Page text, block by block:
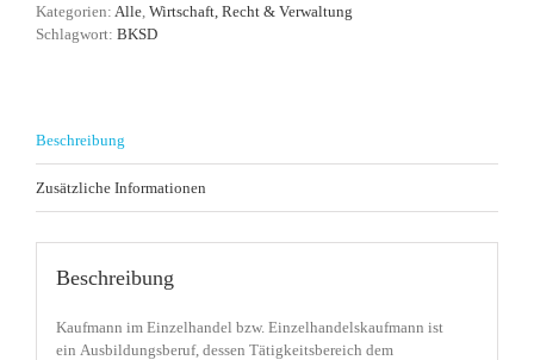
Kategorien: Alle Wirtschaft, Recht & Verwaltung
Schlagwort: BKSD
Beschreibung
Zusätzliche Informationen
Beschreibung
Kaufmann im Einzelhandel bzw. Einzelhandelskaufmann ist
ein Ausbildungsberuf, dessen Tätigkeitsbereich dem